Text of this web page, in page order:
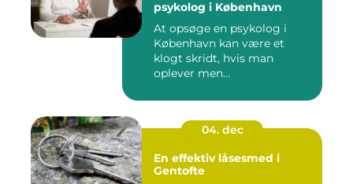
psykolog i København
At opsøge en psykolog i
København kan være et
klogt skridt, hvis man
oplever men...
04. dec
En effektiv låsesmed i
Gentofte